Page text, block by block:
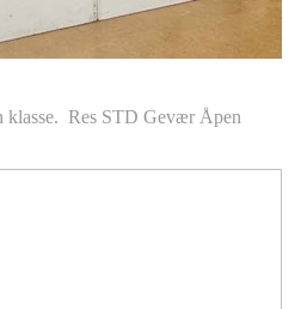
klasse. Res STD Gevær Åpen